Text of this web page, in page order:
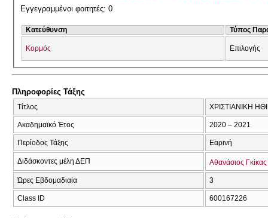
Εγγεγραμμένοι φοιτητές: 0
Κατεύθυνση Τύπος
Κορμός Επιλογής
Πληροφορίες Τάξης
Τίτλος ΧΡΙΣΤΙΑΝΙΚΗ
Ακαδημαϊκό Έτος 2020 – 2021
Περίοδος Τάξης Εαρινή
Διδάσκοντες μέλη ΔΕΠ Αθανάσιος Γκίκας
Ώρες Εβδομαδιαία 3
Class ID 600167226